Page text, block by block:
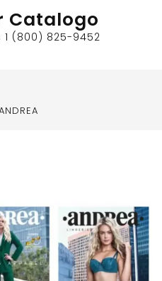
Catalogo
(800) 825-9452